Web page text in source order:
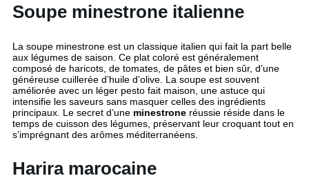
Soupe minestrone italienne
La soupe minestrone est un classique italien qui fait la part belle
aux légumes de saison. Ce plat coloré est généralement
composé de haricots, de tomates, de pâtes et bien sûr, d’une
généreuse cuillerée d’huile d’olive. La soupe est souvent
améliorée avec un léger pesto fait maison, une astuce qui
intensifie les saveurs sans masquer celles des ingrédients
principaux. Le secret d’une minestrone réussie réside dans le
temps de cuisson des légumes, préservant leur croquant tout en
s’imprégnant des arômes méditerranéens.
Harira marocaine